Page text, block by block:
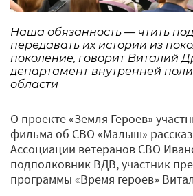
Наша обязанность — чтить
передавать их истории из
поколение, говорит Виталий
департамент внутренней
области
О проекте «Земля Героев»
фильма об СВО «Малыш»
Ассоциации ветеранов СВО
подполковник ВДВ, участник
программы «Время героев»